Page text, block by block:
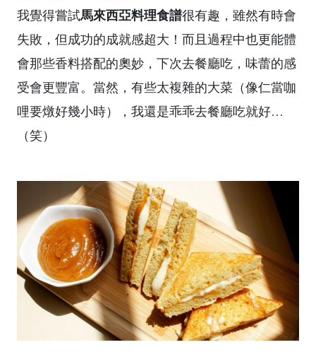
我覺得嘗試馬來西亞料理食譜很有趣，雖然有時會
失敗，但成功的成就感超大！而且過程中也更能體
會那些香料搭配的奧妙，下次去餐廳吃，味蕾的感
受會更豐富。當然，有些太複雜的大菜（像仁當咖
哩要燉好幾小時），我還是乖乖去餐廳吃就好…
（笑）